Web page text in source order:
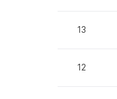
13
12